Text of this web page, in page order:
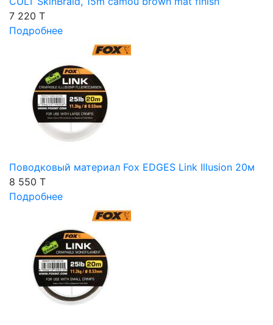
7 220 T
Подробнее
Поводковый материал Fox EDGES Link Illusion 20м
8 550 T
Подробнее